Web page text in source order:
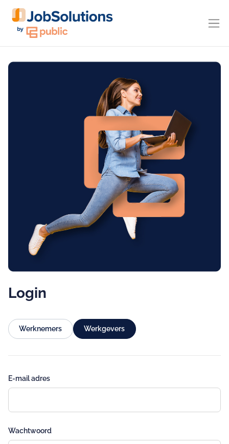
Login
Werknemers Werkgevers
E-mail adres
Wachtwoord